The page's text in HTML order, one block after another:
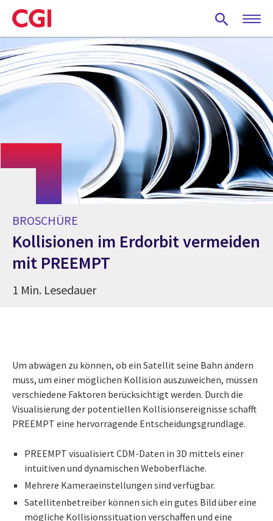
Skip
to
main
content
BROSCHÜRE
Kollisionen im Erdorbit vermeiden
mit PREEMPT
1 Min. Lesedauer
Um abwägen zu können, ob ein Satellit seine Bahn ändern
muss, um einer möglichen Kollision auszuweichen, müssen
verschiedene Faktoren berücksichtigt werden. Durch die
Visualisierung der potentiellen Kollisionsereignisse schafft
PREEMPT eine hervorragende Entscheidungsgrundlage.
PREEMPT visualisiert CDM-Daten in 3D mittels einer
intuitiven und dynamischen Weboberfläche.
Mehrere Kameraeinstellungen sind verfügbar.
Satellitenbetreiber können sich ein gutes Bild über eine
mögliche Kollisionssituation verschaffen und eine